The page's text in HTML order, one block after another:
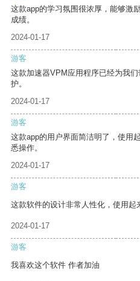
这款app的学习氛围很浓厚，能够激
成绩。
2024-01-17
游客
这款加速器VPM应用程序已经为我
护。
2024-01-17
游客
这款app的用户界面简洁明了，使用
悉操作。
2024-01-17
游客
这款软件的设计非常人性化，使用起
2024-01-17
游客
我喜欢这个软件 作者加油